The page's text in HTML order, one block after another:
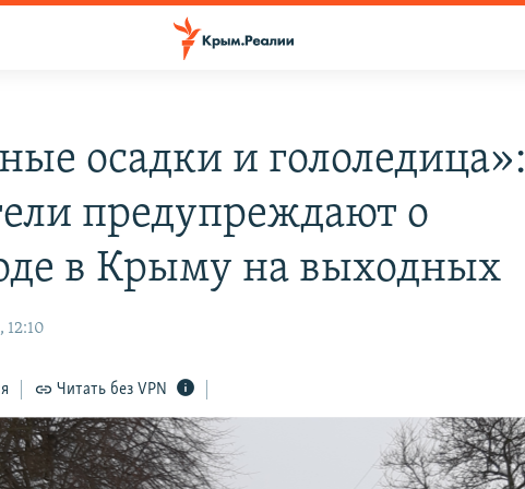
осадки и гололедица»:
предупреждают о
в Крыму на выходных
12:10
Читать без VPN